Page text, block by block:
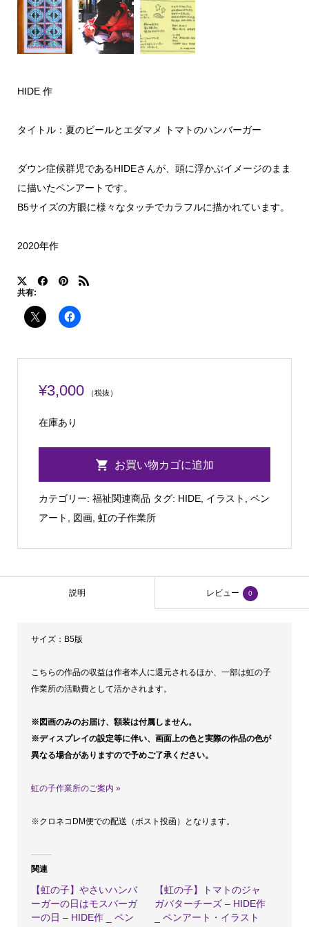
HIDE 作
タイトル：夏のビールとエダマメ トマトのハンバーガー
ダウン症候群児であるHIDEさんが、頭に浮かぶイメージのまま
に描いたペンアートです。
B5サイズの方眼に様々なタッチでカラフルに描かれています。
2020年作
共有:
¥3,000 （税抜）
在庫あり
子】
夏
マ
メ
マ
ト
ハ
バ
ガ
-
HIDE
お買い物カゴに追加
カテゴリー: 福祉関連商品 タグ: HIDE, イラスト
ペン
アート
図画, 虹の子作業所
説明 レビュー 0
サイズ：B5版
こちらの作品の収益は作者本人に還元されるほか、一部は虹の子
作業所の活動費として活かされます。
※図画のみのお届け、額装は付属しません。
※ディスプレイの設定等に伴い、画面上の色と実際の作品の色が
異なる場合がありますので予めご了承ください。
虹の子作業所のご案内 »
※クロネコDM便での配送（ポスト投函）となります。
関連
【虹の子】やさいハンバ
ーガーの日はモスバーガ
ーの日 – HIDE作 _ ペン
【虹の子】トマトのジャ
ガバターチーズ – HIDE作
_ ペンアート・イラスト